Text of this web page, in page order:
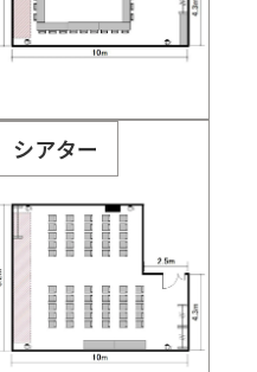
シアター